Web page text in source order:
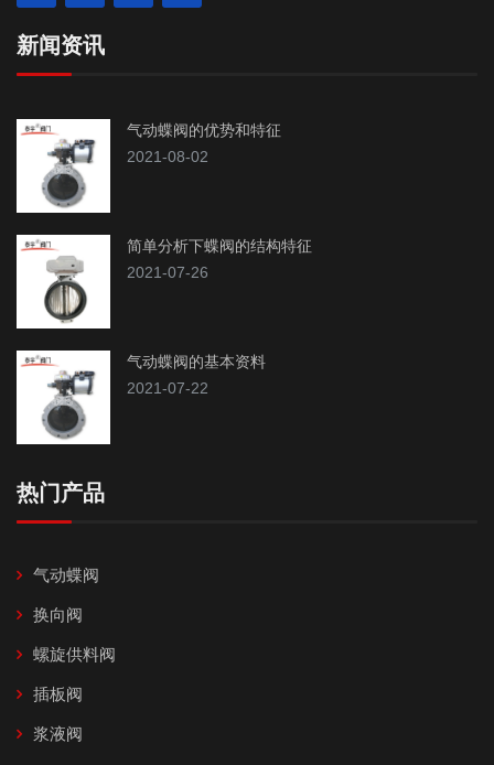
新闻资讯
气动蝶阀的优势和特征
2021-08-02
简单分析下蝶阀的结构特征
2021-07-26
气动蝶阀的基本资料
2021-07-22
热门产品
气动蝶阀
换向阀
螺旋供料阀
插板阀
浆液阀